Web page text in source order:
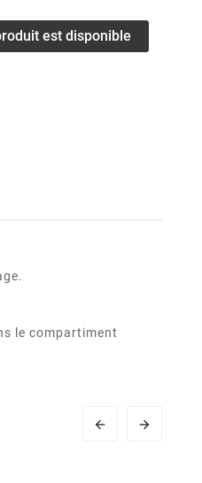
est disponible
le compartiment
 